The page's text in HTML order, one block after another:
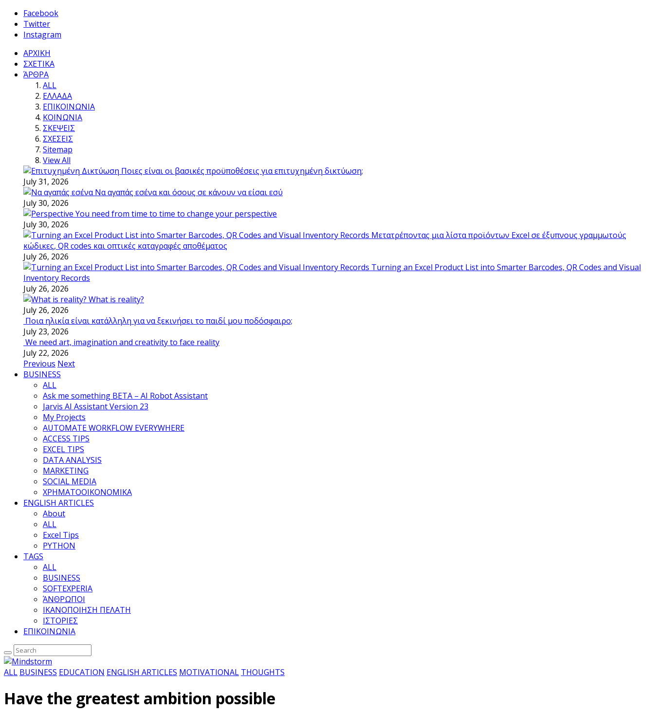
Facebook
Twitter
Instagram
ΑΡΧΙΚΗ
ΣΧΕΤΙΚΑ
ΆΡΘΡΑ
ALL
ΕΛΛΑΔΑ
ΕΠΙΚΟΙΝΩΝΙΑ
ΚΟΙΝΩΝΙΑ
ΣΚΕΨΕΙΣ
ΣΧΕΣΕΙΣ
Sitemap
View All
Ποιες είναι οι βασικές προϋποθέσεις για επιτυχημένη δικτύωση;
July 31, 2026
Να αγαπάς εσένα και όσους σε κάνουν να είσαι εσύ
July 30, 2026
You need from time to time to change your perspective
July 30, 2026
Μετατρέποντας μια λίστα προϊόντων Excel σε έξυπνους γραμμωτούς
κώδικες, QR codes και οπτικές καταγραφές αποθέματος
July 26, 2026
Turning an Excel Product List into Smarter Barcodes, QR Codes and Visual
Inventory Records
July 26, 2026
What is reality?
July 26, 2026
Ποια ηλικία είναι κατάλληλη για να ξεκινήσει το παιδί μου ποδόσφαιρο;
July 23, 2026
We need art, imagination and creativity to face reality
July 22, 2026
Previous Next
BUSINESS
ALL
Ask me something BETA – AI Robot Assistant
Jarvis AI Assistant Version 23
My Projects
AUTOMATE WORKFLOW EVERYWHERE
ACCESS TIPS
EXCEL TIPS
DATA ANALYSIS
MARKETING
SOCIAL MEDIA
ΧΡΗΜΑΤΟΟΙΚΟΝΟΜΙΚΑ
ENGLISH ARTICLES
About
ALL
Excel Tips
PYTHON
TAGS
ALL
BUSINESS
SOFTEXPERIA
ΆΝΘΡΩΠΟΙ
ΙΚΑΝΟΠΟΙΗΣΗ ΠΕΛΑΤΗ
ΙΣΤΟΡΙΕΣ
ΕΠΙΚΟΙΝΩΝΙΑ
ALL BUSINESS EDUCATION ENGLISH ARTICLES MOTIVATIONAL THOUGHTS
Have the greatest ambition possible